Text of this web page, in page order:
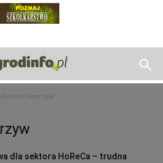
warzyw
dla sektora HoReCa – trudna